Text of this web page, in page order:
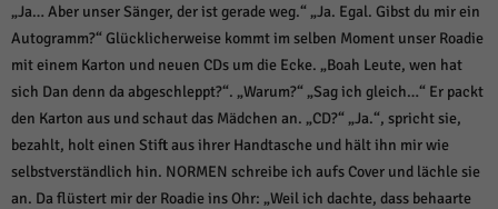
„Ja… Aber unser Sänger, der ist gerade weg.“ „Ja. Egal. Gibst du mir ein
Autogramm?“ Glücklicherweise kommt im selben Moment unser Roadie
mit einem Karton und neuen CDs um die Ecke. „Boah Leute, wen hat
sich Dan denn da abgeschleppt?“. „Warum?“ „Sag ich gleich…“ Er packt
den Karton aus und schaut das Mädchen an. „CD?“ „Ja.“, spricht sie,
bezahlt, holt einen Stift aus ihrer Handtasche und hält ihn mir wie
selbstverständlich hin. NORMEN schreibe ich aufs Cover und lächle sie
an. Da flüstert mir der Roadie ins Ohr: „Weil ich dachte, dass behaarte